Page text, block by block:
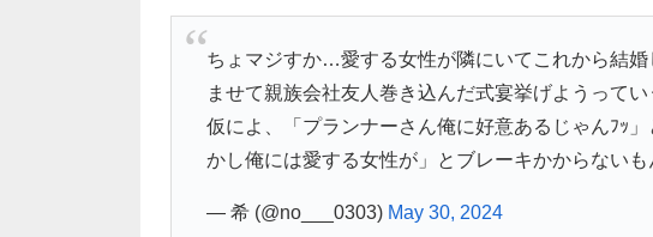
ちょマジすか…愛する女性が隣にいてこれから結
ませて親族会社友人巻き込んだ式宴挙げようってい
仮によ、「プランナーさん俺に好意あるじゃんﾌｯ
かし俺には愛する女性が」とブレーキかからないも
— 希 (@no___0303) May 30, 2024